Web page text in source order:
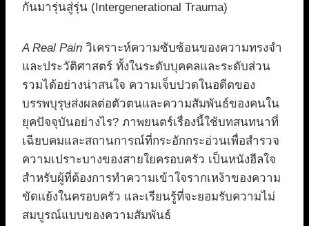
กันมารุ่นสู่รุ่น (Intergenerational Trauma)
A Real Pain วิเคราะห์ความซับซ้อนของความทรงจำ
และประวัติศาสตร์ ทั้งในระดับบุคคลและระดับส่วน
รวมได้อย่างน่าสนใจ ความเจ็บปวดในอดีตของ
บรรพบุรุษส่งผลต่อตัวตนและความสัมพันธ์ของคนใน
ยุคปัจจุบันอย่างไร? ภาพยนตร์เรื่องนี้ใช้บทสนทนาที่
เฉียบคมและสถานการณ์ที่กระอักกระอ่วนเพื่อสำรวจ
ความเปราะบางของสายใยครอบครัว เป็นหนังฮีลใจ
สำหรับผู้ที่ต้องการทำความเข้าใจรากเหง้าของความ
ขัดแย้งในครอบครัว และเรียนรู้ที่จะยอมรับความไม่
สมบูรณ์แบบของความสัมพันธ์